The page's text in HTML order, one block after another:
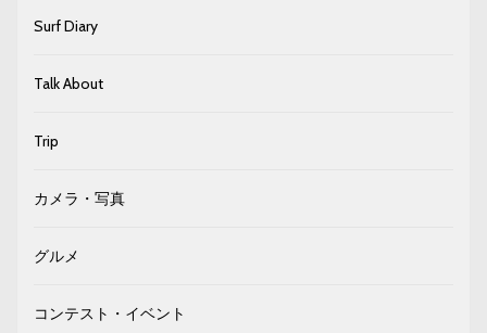
Surf Diary
Talk About
Trip
カメラ・写真
グルメ
コンテスト・イベント